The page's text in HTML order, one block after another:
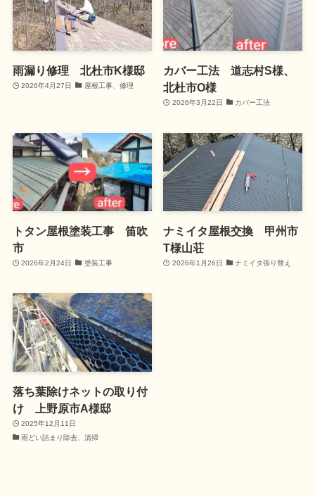
雨漏り修理 北杜市K様邸
2026年4月27日 屋根工事、修理
カバー工法 道志村S様、
北杜市O様
2026年3月22日 カバー工法
トタン屋根塗装工事 笛吹
市
2026年2月24日 塗装工事
ナミイタ屋根交換 甲州市
T様山荘
2026年1月26日 ナミイタ張り替え
落ち葉除けネットの取り付
け 上野原市A様邸
2025年12月11日
雨どい詰まり除去、清掃